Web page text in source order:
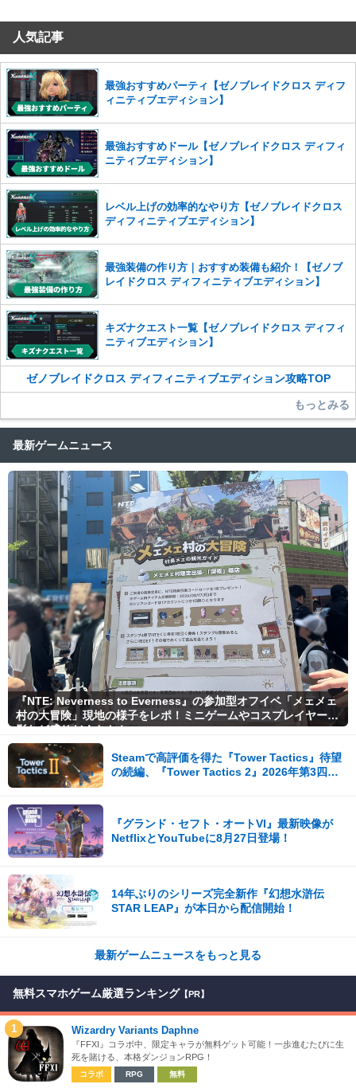
コメントの削除を申請する
せていただきます。ご了承ください。
※一度削除したコメントは復元ができませんのでご注意くだ
さい。
また、過度な利用規約の違反や、弊社に損害の及ぶ内容の書き込みがあ
った場合は、法的措置をとらせていただく場合もございますので、あら
かじめご理解くださいませ。
人気記事
最強おすすめパーティ【ゼノブレイドクロス ディフ
ィニティブエディション】
最強おすすめドール【ゼノブレイドクロス ディフィ
ニティブエディション】
レベル上げの効率的なやり方【ゼノブレイドクロス
ディフィニティブエディション】
最強装備の作り方｜おすすめ装備も紹介！【ゼノブ
レイドクロス ディフィニティブエディション】
キズナクエスト一覧【ゼノブレイドクロス ディフィ
ニティブエディション】
ゼノブレイドクロス ディフィニティブエディション攻略TOP
もっとみる
最新ゲームニュース
『NTE: Neverness to Everness』の参加型オフイベ「メェメェ
村の大冒険」現地の様子をレポ！ミニゲームやコスプレイヤー撮
影など盛りだくさん！
Steamで高評価を得た『Tower Tactics』待望
の続編、『Tower Tactics 2』2026年第3四半
『グランド・セフト・オートVI』最新映像が
NetflixとYouTubeに8月27日登場！
14年ぶりのシリーズ完全新作『幻想水滸伝
STAR LEAP』が本日から配信開始！
最新ゲームニュースをもっと見る
無料スマホゲーム厳選ランキング 【PR】
1 Wizardry Variants Daphne
『FFXI』コラボ中、限定キャラが無料ゲット可能！一歩進むたびに生
死を賭ける、本格ダンジョンRPG！
コラボ RPG 無料